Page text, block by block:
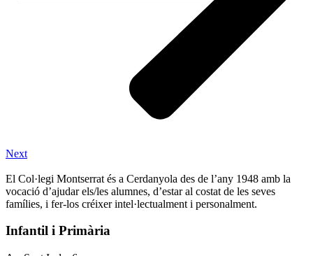
Next
El Col·legi Montserrat és a Cerdanyola des de l’any 1948 amb la
vocació d’ajudar els/les alumnes, d’estar al costat de les seves
famílies, i fer-los créixer intel·lectualment i personalment.
Infantil i Primària